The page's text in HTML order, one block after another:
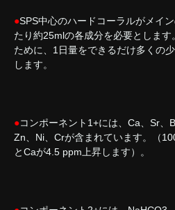
●SPS中心のハードコーラルがメイ
たり約25mlの各成分を必要としま
ために、1日量をできるだけ多くの
します。
●コンポーネント1+には、Ca、Sr、
Zn、Ni、Crが含まれています。（
とCaが4.5 ppm上昇します）。